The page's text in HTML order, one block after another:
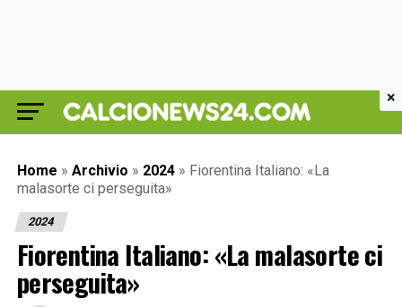
Home » Archivio » 2024 » Fiorentina Italiano: «La
malasorte ci perseguita»
2024
Fiorentina Italiano: «La malasorte ci
perseguita»
×